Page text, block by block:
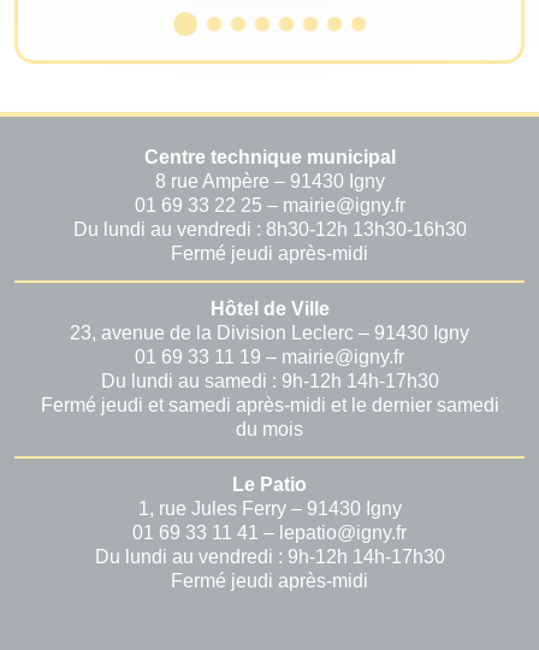
Centre technique municipal
8 rue Ampère – 91430 Igny
01 69 33 22 25 – mairie@igny.fr
Du lundi au vendredi : 8h30-12h 13h30-16h30
Fermé jeudi après-midi
Hôtel de Ville
23, avenue de la Division Leclerc – 91430 Igny
01 69 33 11 19 – mairie@igny.fr
Du lundi au samedi : 9h-12h 14h-17h30
Fermé jeudi et samedi après-midi et le dernier samedi
du mois
Le Patio
1, rue Jules Ferry – 91430 Igny
01 69 33 11 41 – lepatio@igny.fr
Du lundi au vendredi : 9h-12h 14h-17h30
Fermé jeudi après-midi